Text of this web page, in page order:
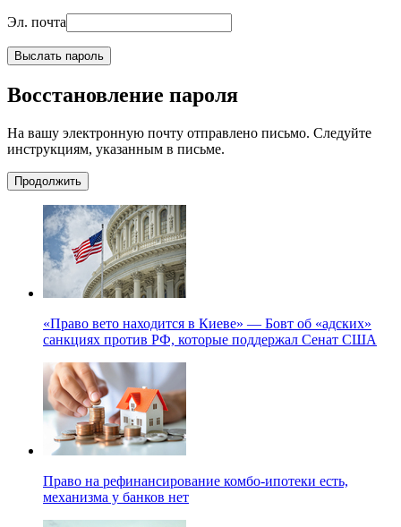
Эл. почта
Выслать пароль
Восстановление пароля
На вашу электронную почту отправлено письмо. Следуйте
инструкциям, указанным в письме.
Продолжить
«Право вето находится в Киеве» — Бовт об «адских»
санкциях против РФ, которые поддержал Сенат США
Право на рефинансирование комбо-ипотеки есть,
механизма у банков нет